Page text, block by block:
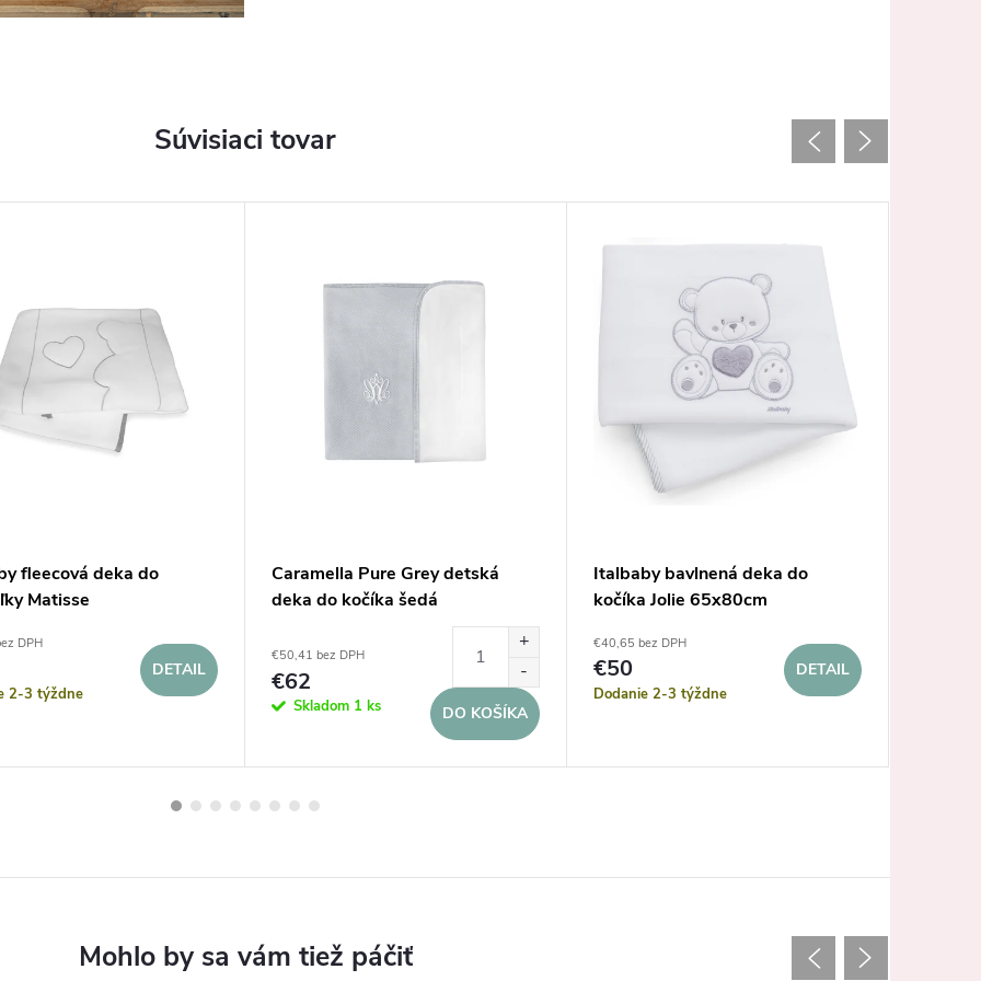
Súvisiaci tovar
fleecová deka do
Matisse
DPH
2-3 týždne
DETAIL
Caramella Pure Grey detská
deka do kočíka šedá
€50,41 bez DPH
€62
Skladom 1 ks DO KOŠÍKA
Italbaby bavlnená deka do
kočíka Jolie 65x80cm
€40,65 bez DPH
€50
Dodanie 2-3 týždne
DETAIL